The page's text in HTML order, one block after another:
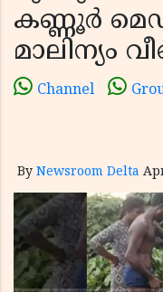
കണ്ണൂർ
മാലിന്യം
Channel
By Newsroom Delta